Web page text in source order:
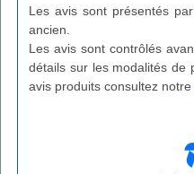
Les avis sont présentés
ancien.
Les avis sont contrôlés
détails sur les modalités de
avis produits consultez notre